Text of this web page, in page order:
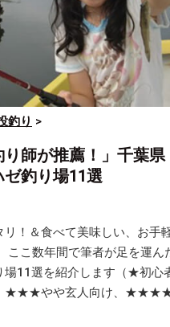
釣り >
り師が推薦！」千葉
釣り場11選
リ！＆食べて美味しい、お手
ここ数年間で筆者が足を運ん
場11選を紹介します（★初
★★★やや玄人向け、★★★★